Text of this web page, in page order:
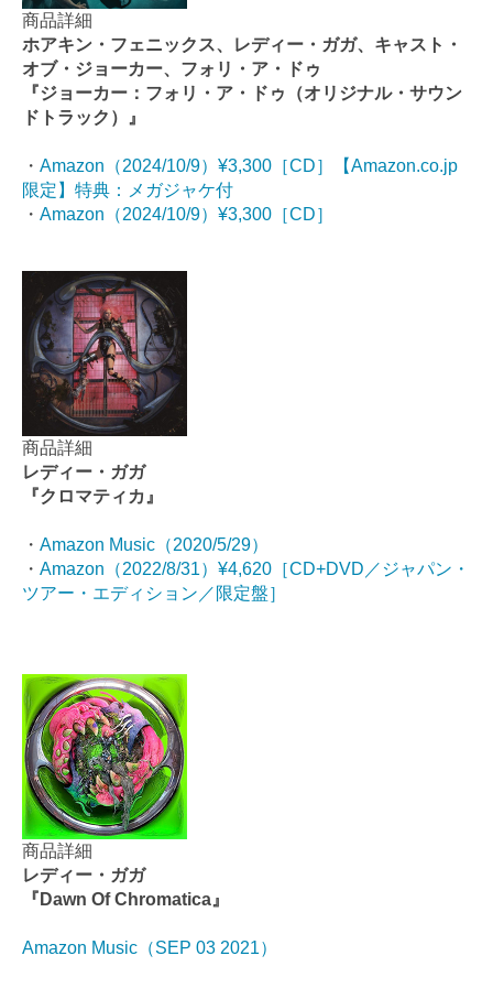
商品詳細
ホアキン・フェニックス、レディー・ガガ、キャスト・
オブ・ジョーカー、フォリ・ア・ドゥ
『ジョーカー：フォリ・ア・ドゥ（オリジナル・サウン
ドトラック）』
・ Amazon（2024/10/9）¥3,300［CD］【Amazon.co.jp
限定】特典：メガジャケ付
・ Amazon（2024/10/9）¥3,300［CD］
商品詳細
レディー・ガガ
『クロマティカ』
・ Amazon Music（2020/5/29）
・ Amazon（2022/8/31）¥4,620［CD+DVD／ジャパン・
ツアー・エディション／限定盤］
商品詳細
レディー・ガガ
『Dawn Of Chromatica』
Amazon Music（SEP 03 2021）